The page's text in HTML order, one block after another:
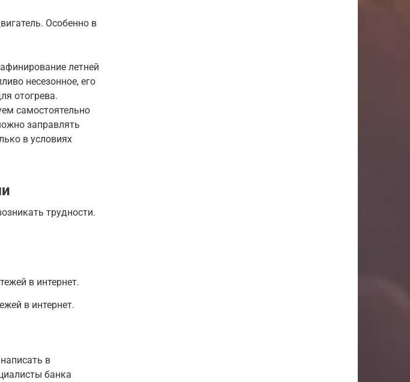
Особенно в
летней
несезонное, его
отогрева.
самостоятельно
заправлять
в условиях
трудности.
в интернет.
в интернет.
в
банка